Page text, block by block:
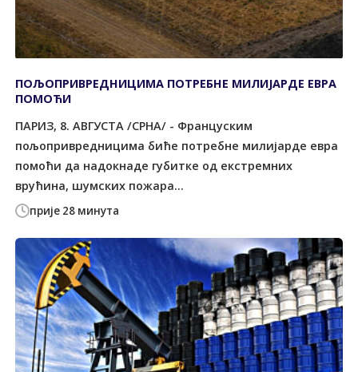
прије 28 минута
ПОЉОПРИВРЕДНИЦИМА ПОТРЕБНЕ МИЛИЈАРДЕ ЕВРА
ПОМОЋИ
ПАРИЗ, 8. АВГУСТА /СРНА/ - Француским
пољопривредницима биће потребне милијарде евра
помоћи да надокнаде губитке од екстремних
врућина, шумских пожара...